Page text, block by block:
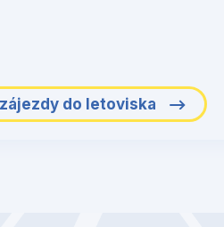
do letoviska